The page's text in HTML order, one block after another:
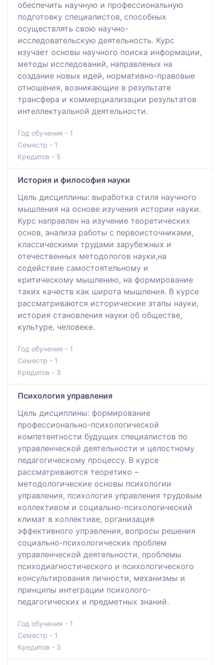
обеспечить научную и профессиональную
подготовку специалистов, способных
осуществлять свою научно-
исследовательскую деятельность. Курс
изучает основы научного поиска информации,
методы исследований, направленых на
создание новых идей, нормативно-правовые
отношения, возникающие в результате
трансфера и коммерциализации результатов
интеллектуальной деятельности.
Год обучения - 1
Семестр - 1
Кредитов - 5
История и философия науки
Цель дисциплины: выработка стиля научного
мышления на основе изучения истории науки.
Курс направлен на изучение теоретических
основ, анализа работы c первоисточниками,
классическими трудами зарубежных и
отечественных методологов науки,на
содействие самостоятельному и
критическому мышлению, на формирование
таких качеств как широта мышления. В курсе
рассматриваются исторические этапы науки,
история становления науки об обществе,
культуре, человеке.
Год обучения - 1
Семестр - 1
Кредитов - 3
Психология управления
Цель дисциплины: формирование
профессионально-психологической
компетентности будущих специалистов по
управленческой деятельности и целостному
педагогическому процессу. В курсе
рассматриваются теоретико –
методологические основы психологии
управления, психология управления трудовым
коллективом и социально-психологический
климат в коллективе, организация
эффективного управления, вопросы решения
социально-психологических проблем
управленческой деятельности, проблемы
психодиагностического и психологического
консультирования личности, механизмы и
принципы интеграции психолого-
педагогических и предметных знаний.
Год обучения - 1
Семестр - 1
Кредитов - 3